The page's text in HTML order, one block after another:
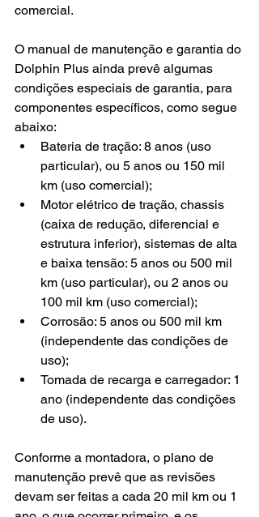
comercial.
O manual de manutenção e garantia do
Dolphin Plus ainda prevê algumas
condições especiais de garantia, para
componentes específicos, como segue
abaixo:
Bateria de tração: 8 anos (uso
particular), ou 5 anos ou 150 mil
km (uso comercial);
Motor elétrico de tração, chassis
(caixa de redução, diferencial e
estrutura inferior), sistemas de alta
e baixa tensão: 5 anos ou 500 mil
km (uso particular), ou 2 anos ou
100 mil km (uso comercial);
Corrosão: 5 anos ou 500 mil km
(independente das condições de
uso);
Tomada de recarga e carregador: 1
ano (independente das condições
de uso).
Conforme a montadora, o plano de
manutenção prevê que as revisões
devam ser feitas a cada 20 mil km ou 1